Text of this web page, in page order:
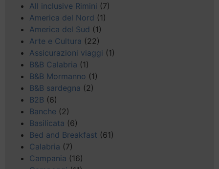
All inclusive Rimini (7)
America del Nord (1)
America del Sud (1)
Arte e Cultura (22)
Assicurazioni viaggi (1)
B&B Calabria (1)
B&B Mormanno (1)
B&B sardegna (2)
B2B (6)
Banche (2)
Basilicata (6)
Bed and Breakfast (61)
Calabria (7)
Campania (16)